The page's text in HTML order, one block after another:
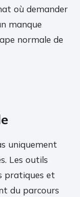
où demander
manque
normale de
uniquement
Les outils
pratiques et
du parcours